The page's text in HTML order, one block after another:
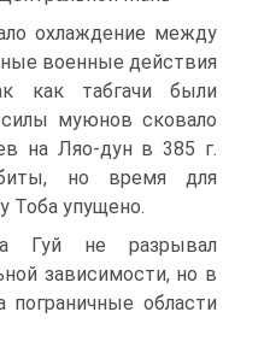
охлаждение между
военные действия
как табгачи были
муюнов сковало
на Ляо-дун в 385 г.
но вре­мя для
Тоба упущено.
Гуй не разрывал
зависимости, но в
обла­сти